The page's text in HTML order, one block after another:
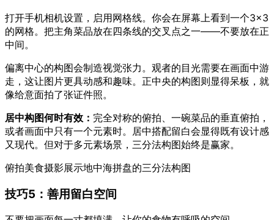
打开手机相机设置，启用网格线。你会在屏幕上看到一个3×3
的网格。把主角菜品放在四条线的交叉点之一——不要放在正
中间。
偏离中心的构图会制造视觉张力。观者的目光需要在画面中游
走，这让图片更具动感和趣味。正中央的构图则显得呆板，就
像给意面拍了张证件照。
居中构图何时有效： 完全对称的俯拍、一碗菜品的垂直俯拍，
或者画面中只有一个元素时。居中搭配留白会显得既有设计感
又现代。但对于多元素场景，三分法构图始终是赢家。
俯拍美食摄影展示地中海拼盘的三分法构图
技巧5：善用留白空间